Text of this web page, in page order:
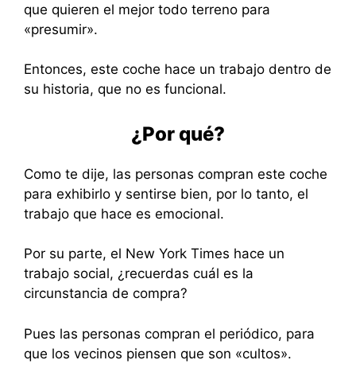
que quieren el mejor todo terreno para
«presumir».
Entonces, este coche hace un trabajo dentro de
su historia, que no es funcional.
¿Por qué?
Como te dije, las personas compran este coche
para exhibirlo y sentirse bien, por lo tanto, el
trabajo que hace es emocional.
Por su parte, el New York Times hace un
trabajo social, ¿recuerdas cuál es la
circunstancia de compra?
Pues las personas compran el periódico, para
que los vecinos piensen que son «cultos».